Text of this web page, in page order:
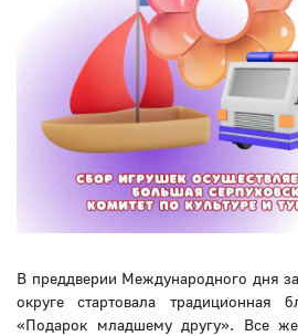
В преддверии Международного дня
округе стартовала традиционная
«Подарок младшему другу». Все